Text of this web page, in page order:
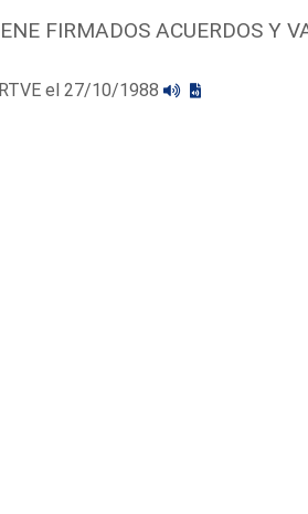
FIRMADOS ACUERDOS Y
el 27/10/1988